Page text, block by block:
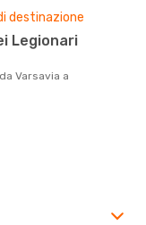
destinazione